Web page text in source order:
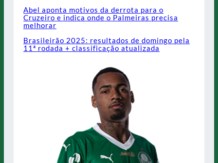
Abel aponta motivos da derrota para o
Cruzeiro e indica onde o Palmeiras precisa
melhorar
Brasileirão 2025: resultados de domingo pela
11ª rodada + classificação atualizada